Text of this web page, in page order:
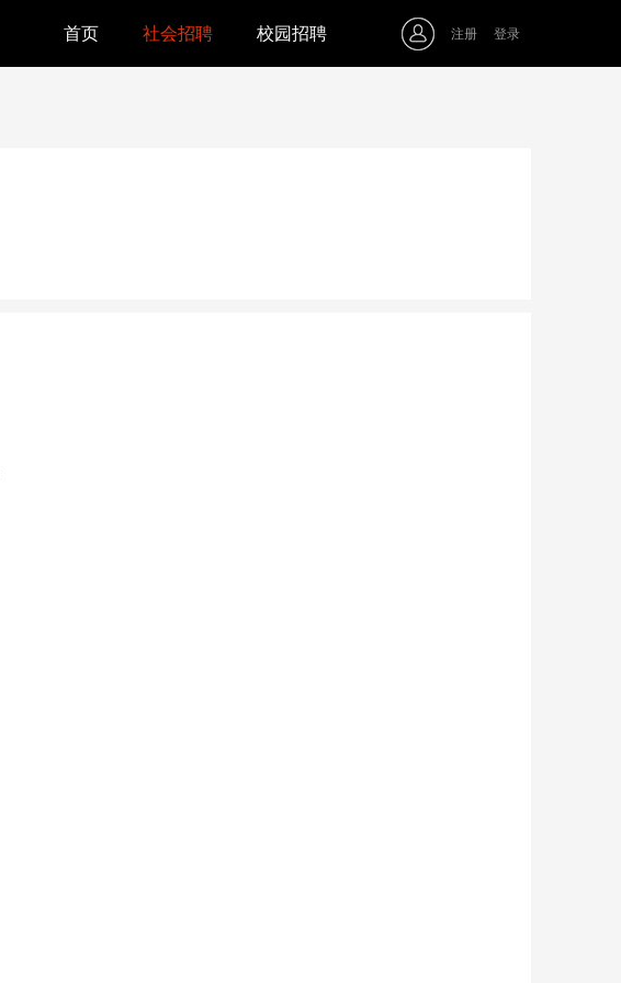
首页 社会招聘 校园招聘 注册 登录